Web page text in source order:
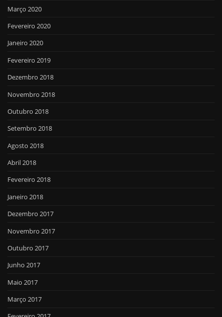
Março 2020
Fevereiro 2020
Janeiro 2020
Fevereiro 2019
Dezembro 2018
Novembro 2018
Outubro 2018
Setembro 2018
Agosto 2018
Abril 2018
Fevereiro 2018
Janeiro 2018
Dezembro 2017
Novembro 2017
Outubro 2017
Junho 2017
Maio 2017
Março 2017